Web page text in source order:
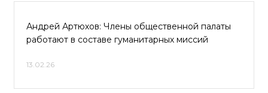
Андрей Артюхов: Члены общественной палаты
работают в составе гуманитарных миссий
13.02.26